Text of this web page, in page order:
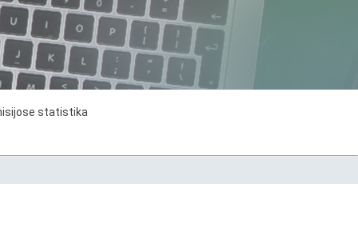
statistika